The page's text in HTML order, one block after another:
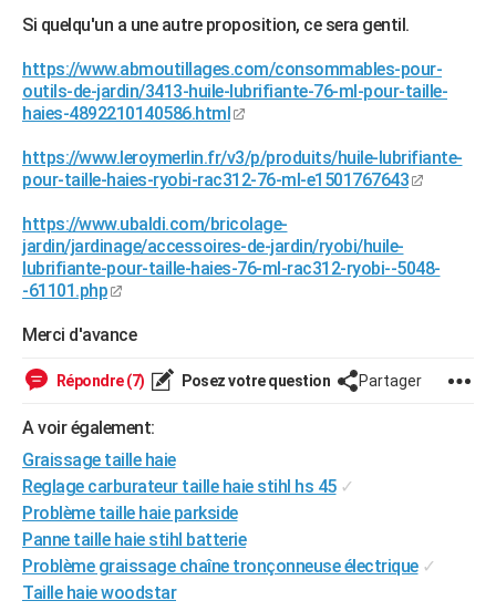
Destinations
City break
Voyage nature
Voyage de noces
Forum
Climat
+
GUIDES D'ACHAT
CARTE DE VOEUX
Carte de Noël
Carte Bonne année
Carte Saint-Valentin
Carte Pâques
Carte d'anniversaire
DICTIONNAIRE
Dictionnaire
Biographies
Citations
Expressions
Proverbes
PROGRAMME TV
Bricolage
Lifestyle
Culture
Sport
Auto
Television
Voyage
Cinema
Si quelqu'un a une autre proposition, ce sera gentil.
https://www.abmoutillages.com/consommables-pour-
outils-de-jardin/3413-huile-lubrifiante-76-ml-pour-taille-
haies-4892210140586.html
https://www.leroymerlin.fr/v3/p/produits/huile-lubrifiante-
pour-taille-haies-ryobi-rac312-76-ml-e1501767643
https://www.ubaldi.com/bricolage-
jardin/jardinage/accessoires-de-jardin/ryobi/huile-
lubrifiante-pour-taille-haies-76-ml-rac312-ryobi--5048-
-61101.php
Merci d'avance
Répondre (7) Posez votre question Partager
A voir également:
Graissage taille haie
Reglage carburateur taille haie stihl hs 45 ✓
Problème taille haie parkside
Panne taille haie stihl batterie
Problème graissage chaîne tronçonneuse électrique ✓
Taille haie woodstar